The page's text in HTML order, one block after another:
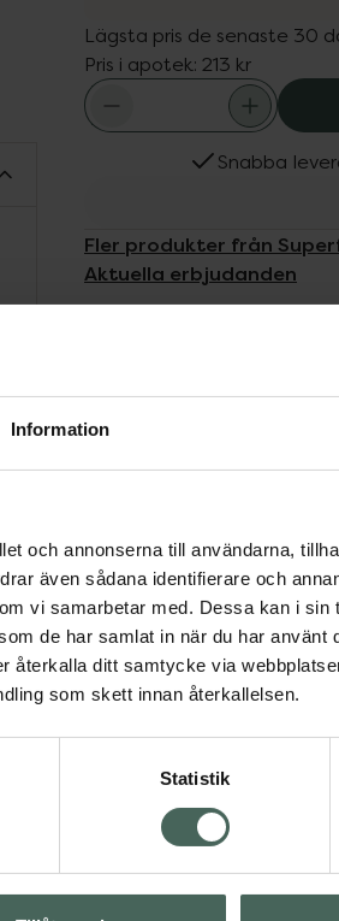
Information
och annonserna till användarna,
även sådana identifierare och
vi samarbetar med. Dessa kan i sin
de har samlat in när du har använt
återkalla ditt samtycke via
som skett innan återkallelsen.
Statistik
Lägsta pris de senaste 30
Pris i apotek: 213 kr
Snabba
Fler produkter från
Aktuella erbjudanden